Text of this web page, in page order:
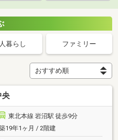
暮らし ファミリー
央
東北本線 岩沼駅 徒歩9分
19年1ヶ月 / 2階建